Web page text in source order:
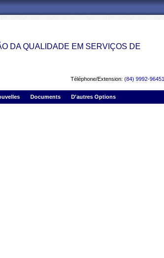
DA QUALIDADE EM SERVIÇOS DE
Téléphone/Extension: (84) 9992-96451
Documents D'autres Options